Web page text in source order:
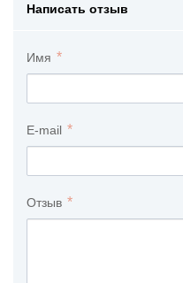
Написать отзыв
Имя
E-mail
Отзыв